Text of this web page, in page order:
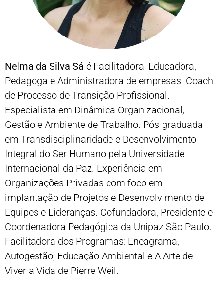
Nelma da Silva Sá é Facilitadora, Educadora,
Pedagoga e Administradora de empresas. Coach
de Processo de Transição Profissional.
Especialista em Dinâmica Organizacional,
Gestão e Ambiente de Trabalho. Pós-graduada
em Transdisciplinaridade e Desenvolvimento
Integral do Ser Humano pela Universidade
Internacional da Paz. Experiência em
Organizações Privadas com foco em
implantação de Projetos e Desenvolvimento de
Equipes e Lideranças. Cofundadora, Presidente e
Coordenadora Pedagógica da Unipaz São Paulo.
Facilitadora dos Programas: Eneagrama,
Autogestão, Educação Ambiental e A Arte de
Viver a Vida de Pierre Weil.